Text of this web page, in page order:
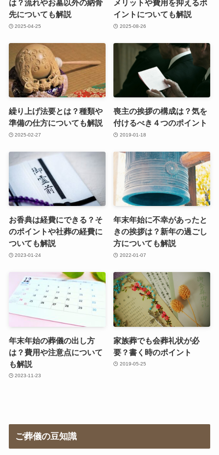
は？流れやお墓以外の納骨
先についても解説
2025-04-25
メリットや費用を抑えるポ
イントについても解説
2025-08-26
繰り上げ法要とは？種類や
準備の仕方についても解説
2025-02-27
喪主の挨拶の構成は？気を
付けるべき４つのポイント
2019-01-18
お香典は経費にできる？そ
のポイントや社葬の経費に
ついても解説
2023-01-24
年末年始に不幸があったと
きの挨拶は？新年の過ごし
方についても解説
2022-01-07
年末年始の葬儀の出し方
は？費用や注意点について
も解説
2023-11-23
家族葬でも会葬礼状が必
要？書く時のポイント
2019-05-25
ご葬儀の豆知識